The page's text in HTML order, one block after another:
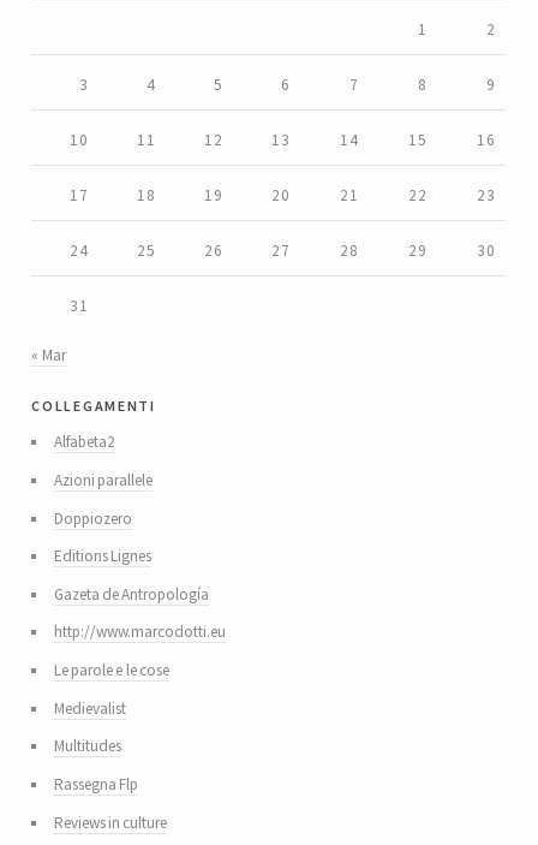
1 2
3 4 5 6 7 8 9
10 11 12 13 14 15 16
17 18 19 20 21 22 23
24 25 26 27 28 29 30
31
« Mar
collegamenti
Alfabeta2
Azioni parallele
Doppiozero
Editions Lignes
Gazeta de Antropología
http://www.marcodotti.eu
Le parole e le cose
Medievalist
Multitudes
Rassegna Flp
Reviews in culture